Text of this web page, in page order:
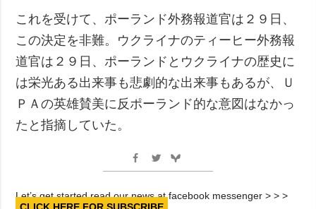
これを受けて、ポーランド外務報道官は２９日、
この決定を非難。ウクライナのティーヒー外務報
道官は２９日、ポーランドとウクライナの歴史に
は栄光ある出来事も悲劇的な出来事もあるが、Ｕ
ＰＡの英雄賛美に反ポーランド的な意図はなかっ
たと指摘していた。
Let’s get started read our news at facebook messenger > > >